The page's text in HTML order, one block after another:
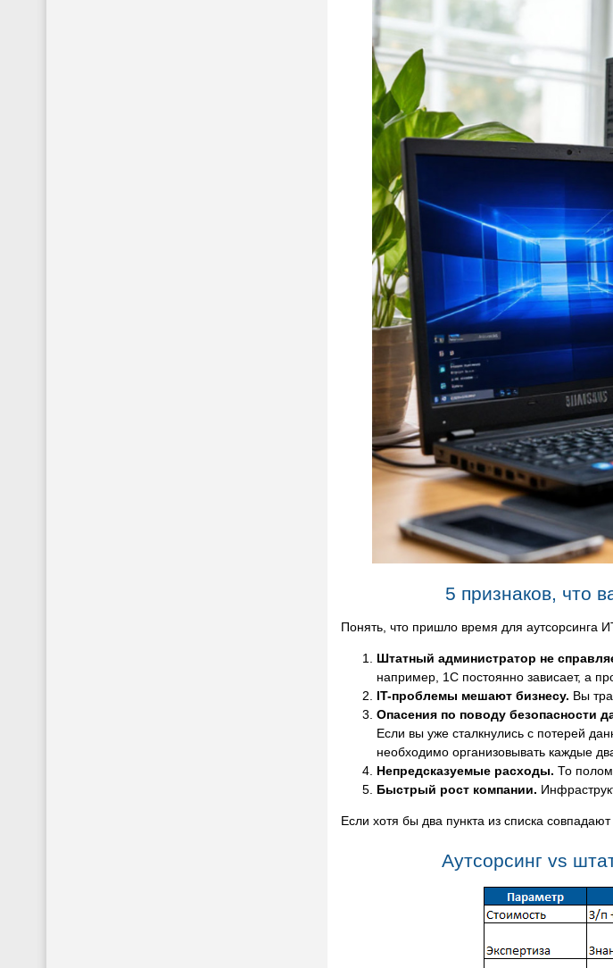
5 признаков, что
Понять, что пришло время для аутсорсинга
Штатный администратор не
например, 1С постоянно зависает, а
IT-проблемы мешают бизнесу. Вы
Опасения по поводу безопасности
Если вы уже сталкнулись с потерей
необходимо организовывать каждые
Непредсказуемые расходы. То
Быстрый рост компании.
Если хотя бы два пункта из списка
Аутсорсинг vs